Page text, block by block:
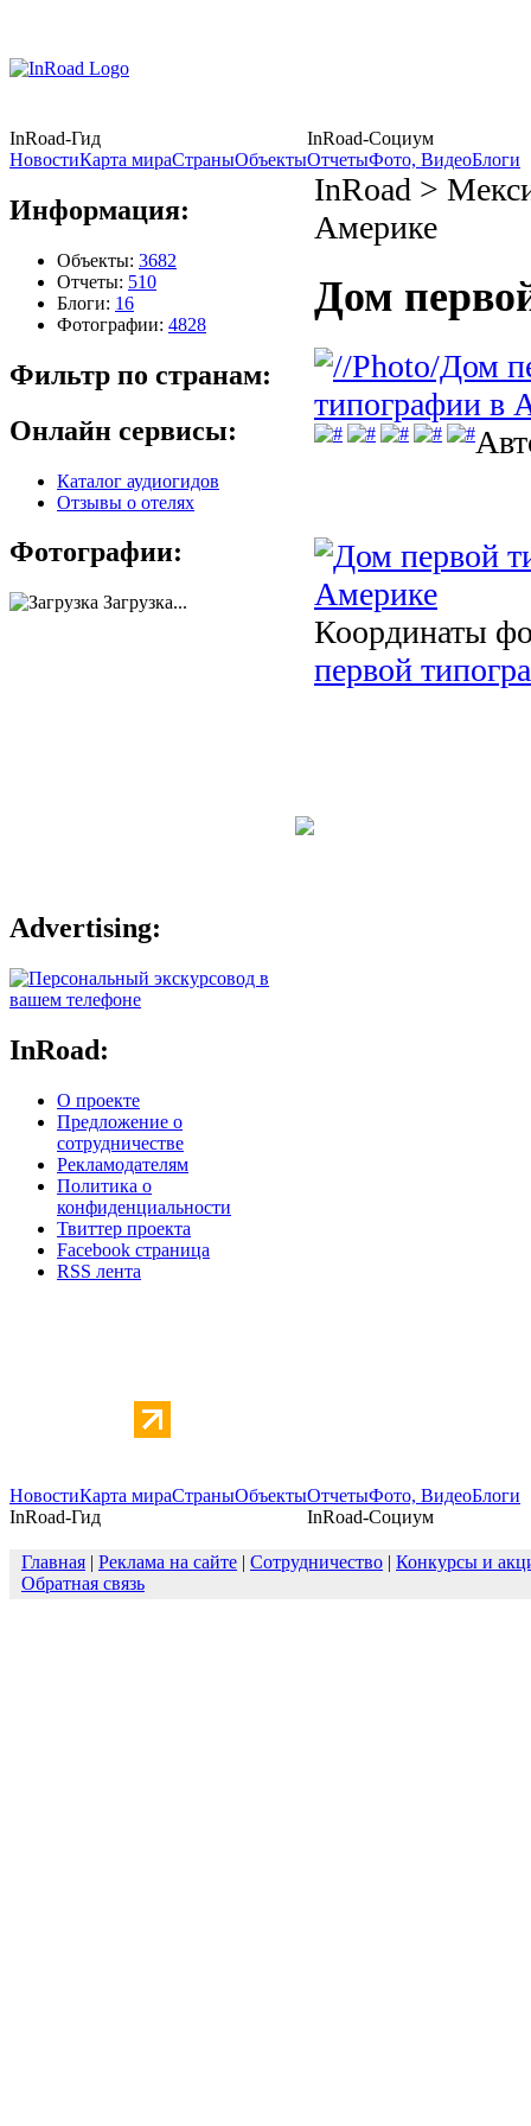
InRoad-Гид
InRoad-Социум
НовостиКарта мираСтраныОбъектыОтчетыФото, ВидеоБлоги
Информация:
Объекты: 3682
Отчеты: 510
Блоги: 16
Фотографии: 4828
Фильтр по странам:
Онлайн сервисы:
Каталог аудиогидов
Отзывы о отелях
Фотографии:
Загрузка...
Advertising:
InRoad:
О проекте
Предложение о
сотрудничестве
Рекламодателям
Политика о
конфиденциальности
Твиттер проекта
Facebook страница
RSS лента
InRoad >
Америке
Дом
Координаты
первой
НовостиКарта мираСтраныОбъектыОтчетыФото, ВидеоБлоги
InRoad-Гид
InRoad-Социум
Главная | Реклама на сайте | Сотрудничество | Конкурсы и
Обратная связь